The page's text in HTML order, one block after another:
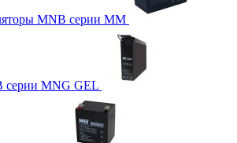
MNB серии MM
серии MNG GEL